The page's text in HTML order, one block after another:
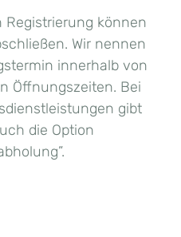
Registrierung können
Wir nennen
innerhalb von
Öffnungszeiten. Bei
gibt
die Option